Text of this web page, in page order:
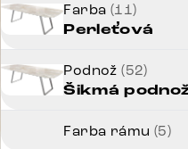
Farba (11)
Perleťová
Podnož(52)
Šikmá
Farba rámu (5)